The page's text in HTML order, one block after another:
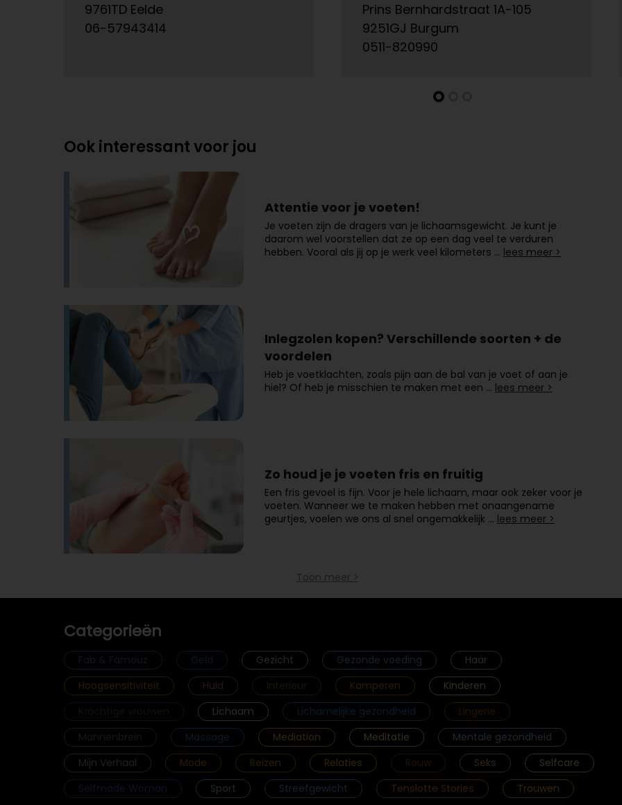
9761TD Eelde
06-57943414
Prins Bernhardstraat 1A-105
9251GJ Burgum
0511-820990
Ook interessant voor jou
Attentie voor je voeten!
Je voeten zijn de dragers van je lichaamsgewicht. Je kunt je
daarom wel voorstellen dat ze op een dag veel te verduren
hebben. Vooral als jij op je werk veel kilometers … lees meer >
Inlegzolen kopen? Verschillende soorten + de
voordelen
Heb je voetklachten, zoals pijn aan de bal van je voet of aan je
hiel? Of heb je misschien te maken met een … lees meer >
Zo houd je je voeten fris en fruitig
Een fris gevoel is fijn. Voor je hele lichaam, maar ook zeker voor je
voeten. Wanneer we te maken hebben met onaangename
geurtjes, voelen we ons al snel ongemakkelijk … lees meer >
Toon meer >
Categorieën
Fab & Famouz Geld Gezicht Gezonde voeding
Haar
Hoogsensitiviteit
Huid Interieur Kamperen
Kinderen
Lichaam Lichamelijke gezondheid
Lingerie
Mannenbrein
Massage Mediation Meditatie
Mentale gezondheid
Mijn Verhaal
Mode Reizen Relaties Rouw Seks
Selfcare
Selfmade Woman
Sport Streefgewicht Tenslotte Stories Trouwen